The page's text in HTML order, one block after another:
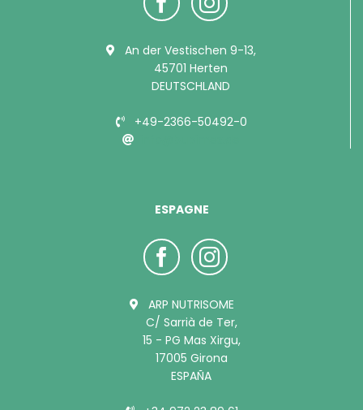
An der Vestischen 9-13,
45701 Herten
DEUTSCHLAND
+49-2366-50492-0
ESPAGNE
ARP NUTRISOME
C/ Sarrià de Ter,
15 - PG Mas Xirgu,
17005 Girona
ESPAÑA